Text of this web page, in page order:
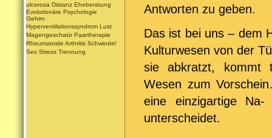
ulcerosa Distanz Eheberatung
Evolutionäre Psychologie
Gehirn
Hyperventilationssyndrom Lust
Magengeschwür Paartherapie
Rheumatoide Arthritis Schwindel
Sex Stress Trennung
Antworten zu geben.
Das ist bei uns – dem
Kulturwesen von der
sie abkratzt, kommt
Wesen zum
eine einzigartige
unterscheidet.